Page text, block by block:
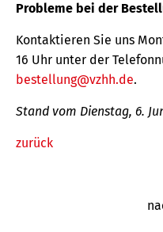
Probleme bei der
Kontaktieren Sie uns
16 Uhr unter der
bestellung@vzhh.de.
Stand vom Dienstag, 6.
zurück